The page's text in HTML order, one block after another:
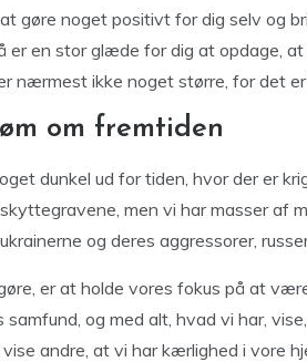
gøre noget positivt for dig selv og
er en stor glæde for dig at opdage,
nærmest ikke noget større, for det
om fremtiden
dunkel ud for tiden, hvor der er
men vi har masser af
og deres aggressorer,
er at holde vores fokus på at
samfund, og med alt, hvad vi har,
andre, at vi har kærlighed i vore